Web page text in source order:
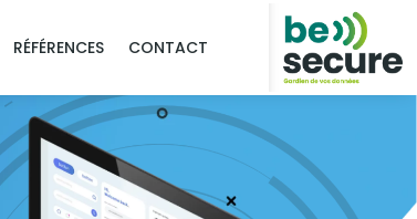
RÉFÉRENCES CONTACT